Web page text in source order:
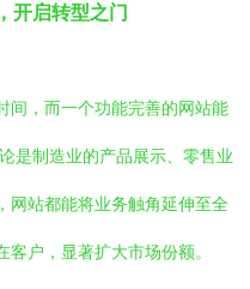
开启转型之门
间，而一个功能完善的网站能
是制造业的产品展示、零售业
网站都能将业务触角延伸至全
户，显著扩大市场份额。